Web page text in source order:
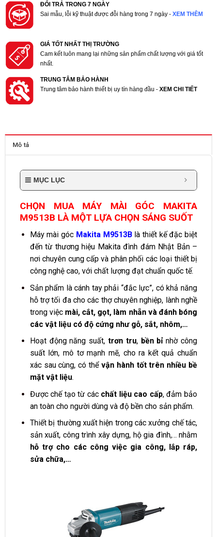
ĐỔI TRẢ TRONG 7 NGÀY
Sai mẫu, lỗi kỹ thuật được đỗi hàng trong 7 ngày - XEM THÊM
GIÁ TỐT NHẤT THỊ TRƯỜNG
Cam kết luôn mang lại những sản phẩm chất lượng với giá tốt
nhất.
TRUNG TÂM BẢO HÀNH
Trung tâm bảo hành thiết bị uy tín hàng đầu -XEM CHI TIẾT
Mô tả
MỤC LỤC
CHỌN MUA MÁY MÀI GÓC MAKITA
M9513B LÀ MỘT LỰA CHỌN SÁNG SUỐT
Máy mài góc Makita M9513Blà thiết kế đặc biệt
đến từ thương hiệu Makita đình đám Nhật Bản –
nơi chuyên cung cấp và phân phối các loại thiết bị
công nghệ cao, với chất lượng đạt chuẩn quốc tế.
Sản phẩm là cánh tay phải “đắc lực”, có khả năng
hỗ trợ tối đa cho các thợ chuyên nghiệp, lành nghề
trong việc mài, cắt, gọt, làm nhẵn và đánh bóng
các vật liệu có độ cứng như gỗ, sắt, nhôm,…
Hoạt động năng suất, trơn tru, bền bỉnhờ công
suất lớn, mô tơ mạnh mẽ, cho ra kết quả chuẩn
xác sau cùng, có thể vận hành tốt trên nhiều bề
mặt vật liệu.
Được chế tạo từ các chất liệu cao cấp, đảm bảo
an toàn cho người dùng và độ bền cho sản phẩm.
Thiết bị thường xuất hiện trong các xưởng chế tác,
sản xuất, công trình xây dựng, hộ gia đình,… nhằm
hỗ trợ cho các công việc gia công, lắp ráp,
sửa chữa,…